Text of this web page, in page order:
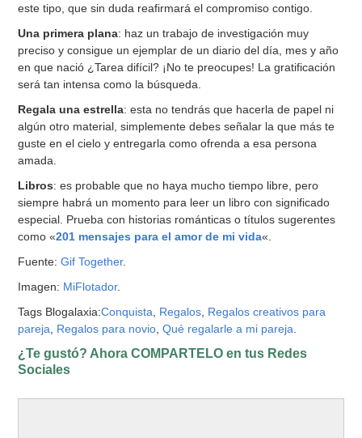
este tipo, que sin duda reafirmará el compromiso contigo.
Una primera plana: haz un trabajo de investigación muy
preciso y consigue un ejemplar de un diario del día, mes y año
en que nació ¿Tarea difícil? ¡No te preocupes! La gratificación
será tan intensa como la búsqueda.
Regala una estrella: esta no tendrás que hacerla de papel ni
algún otro material, simplemente debes señalar la que más te
guste en el cielo y entregarla como ofrenda a esa persona
amada.
Libros: es probable que no haya mucho tiempo libre, pero
siempre habrá un momento para leer un libro con significado
especial. Prueba con historias románticas o títulos sugerentes
como «201 mensajes para el amor de mi vida«.
Fuente:Gif Together.
Imagen: MiFlotador.
Tags Blogalaxia:Conquista Regalos Regalos creativos para
pareja
Regalos para novio ,Qué regalarle a mi pareja
¿Te gustó? Ahora COMPARTELO en tus Redes
Sociales